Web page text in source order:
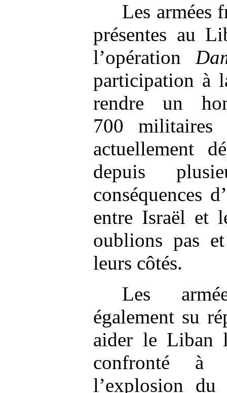
Les armées
présentes au
l’opération
participation à
rendre un
700
actuellement
depuis
conséquences
entre Israël et
oublions pas
leurs côtés.
Les
également su
aider le Liban
confronté à
l’explosion